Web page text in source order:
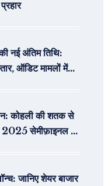
नई अंतिम तिथि:
ऑडिट मामलों में
कोहली की शतक से
2025 सेमीफ़ाइनल में
जानिए शेयर बाजार